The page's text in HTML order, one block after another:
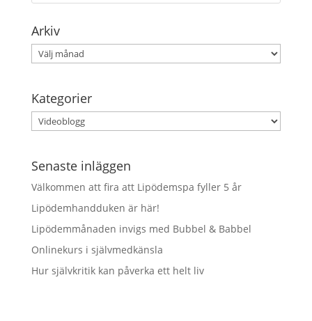
Arkiv
Arkiv
Kategorier
Kategorier
Senaste inläggen
Välkommen att fira att Lipödemspa fyller 5 år
Lipödemhandduken är här!
Lipödemmånaden invigs med Bubbel & Babbel
Onlinekurs i självmedkänsla
Hur självkritik kan påverka ett helt liv